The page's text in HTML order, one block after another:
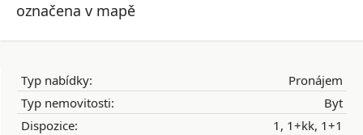
označena v mapě
Typ nabídky:
Pronájem
Typ nemovitosti:
Byt
Dispozice:
1, 1+kk, 1+1